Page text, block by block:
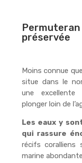
préservée
Moins connue
situe dans le
une excellente
plonger loin de
Les eaux y
qui rassure
récifs coralliens
marine